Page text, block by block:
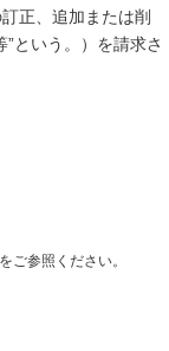
正、追加または削
という。）を請求さ
ご参照ください。